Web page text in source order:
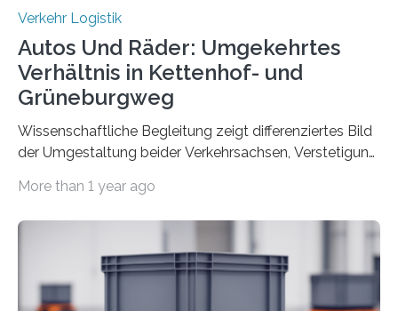
Verkehr Logistik
Autos Und Räder: Umgekehrtes
Verhältnis in Kettenhof- und
Grüneburgweg
Wissenschaftliche Begleitung zeigt differenziertes Bild
der Umgestaltung beider Verkehrsachsen, Verstetigung
fördern sowie die Wohn- und Aufenthaltsqualität zu
an der Achse Kettenhofweg/Robert-Mayer-Straße
durch. Wie diese angenommen werden und was sie
bewirken, haben Forscher*innen der Frankfurt University
More than 1 year ago